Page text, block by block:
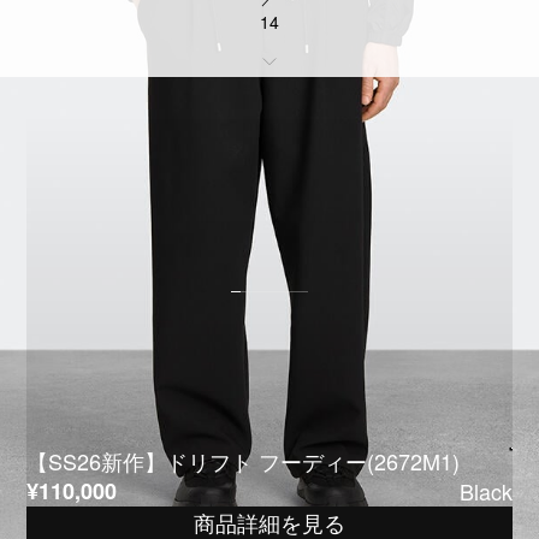
14
【SS26新作】ドリフト フーディー(2672M1)
¥110,000
Black
商品詳細を見る